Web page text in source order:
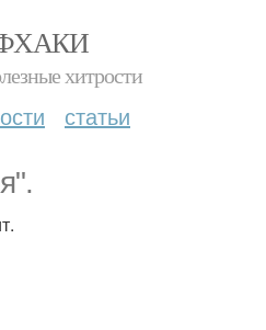
хитрости
статьи